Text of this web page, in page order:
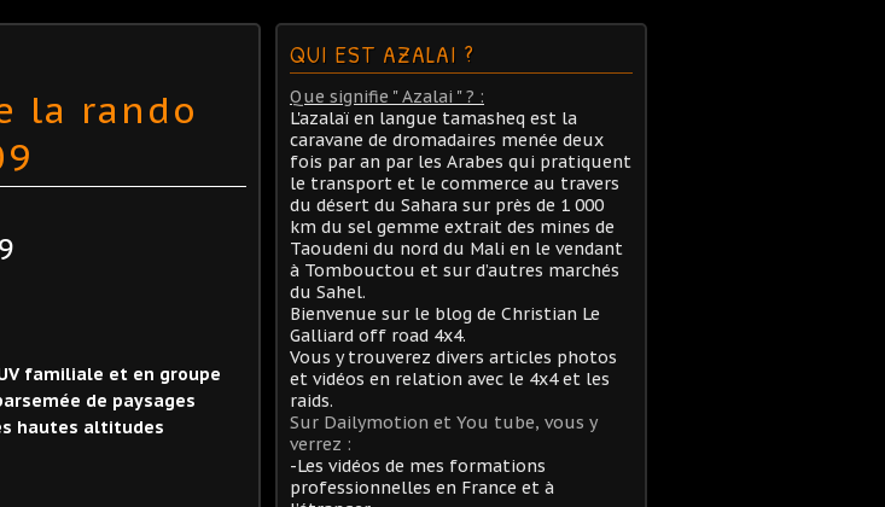
la rando
familiale et en groupe
de paysages
hautes altitudes
QUI EST AZALAI ?
Que signifie " Azalai " ? :
L'azalaï en langue tamasheq est la
caravane de dromadaires menée deux
fois par an par les Arabes qui pratiquent
le transport et le commerce au travers
du désert du Sahara sur près de 1 000
km du sel gemme extrait des mines de
Taoudeni du nord du Mali en le vendant
à Tombouctou et sur d’autres marchés
du Sahel.
Bienvenue sur le blog de Christian Le
Galliard off road 4x4.
Vous y trouverez divers articles photos
et vidéos en relation avec le 4x4 et les
raids.
Sur Dailymotion et You tube, vous y
verrez :
-Les vidéos de mes formations
professionnelles en France et à